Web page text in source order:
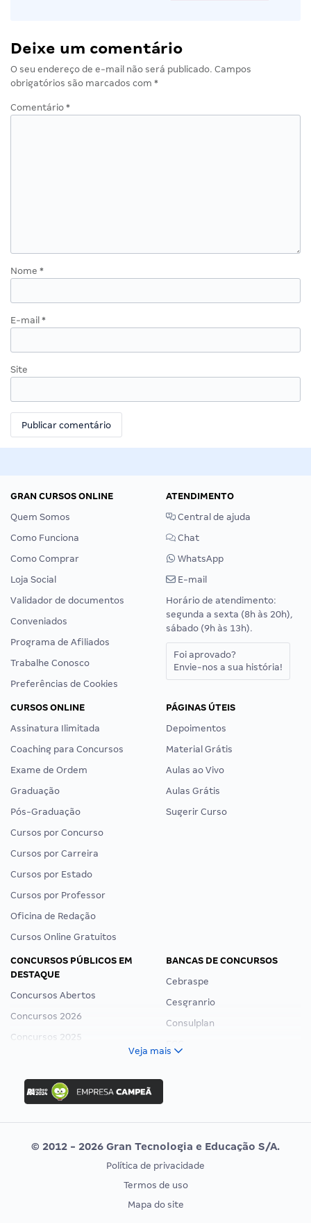
Deixe um comentário
O seu endereço de e-mail não será publicado. Campos
obrigatórios são marcados com *
Comentário *
Nome *
E-mail *
Site
GRAN CURSOS ONLINE
Quem Somos
Como Funciona
Como Comprar
Loja Social
Validador de documentos
Conveniados
Programa de Afiliados
Trabalhe Conosco
Preferências de Cookies
ATENDIMENTO
Central de ajuda
Chat
WhatsApp
E-mail
Horário de atendimento:
segunda a sexta (8h às 20h),
sábado (9h às 13h).
Foi aprovado?
Envie-nos a sua história!
CURSOS ONLINE
Assinatura Ilimitada
Coaching para Concursos
Exame de Ordem
Graduação
Pós-Graduação
Cursos por Concurso
Cursos por Carreira
Cursos por Estado
Cursos por Professor
Oficina de Redação
Cursos Online Gratuitos
PÁGINAS ÚTEIS
Depoimentos
Material Grátis
Aulas ao Vivo
Aulas Grátis
Sugerir Curso
CONCURSOS PÚBLICOS EM
DESTAQUE
Concursos Abertos
Concursos 2026
Concursos 2025
Concurso Ibama
Concurso MPU
Editais publicados
BANCAS DE CONCURSOS
Cebraspe
Cesgranrio
Consulplan
Vunesp
CONCURSOS POR PROFISSÃO
EXAME DE ORDEM
Veja mais
© 2012 - 2026 Gran Tecnologia e Educação S/A.
Política de privacidade
Termos de uso
Mapa do site